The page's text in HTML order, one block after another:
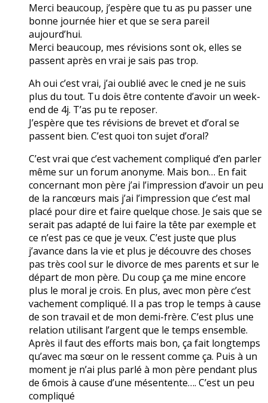
Merci beaucoup, j’espère que tu as pu passer une
bonne journée hier et que se sera pareil
aujourd’hui.
Merci beaucoup, mes révisions sont ok, elles se
passent après en vrai je sais pas trop.
Ah oui c’est vrai, j’ai oublié avec le cned je ne suis
plus du tout. Tu dois être contente d’avoir un week-
end de 4j. T’as pu te reposer.
J’espère que tes révisions de brevet et d’oral se
passent bien. C’est quoi ton sujet d’oral?
C’est vrai que c’est vachement compliqué d’en parler
même sur un forum anonyme. Mais bon… En fait
concernant mon père j’ai l’impression d’avoir un peu
de la rancœurs mais j’ai l’impression que c’est mal
placé pour dire et faire quelque chose. Je sais que se
serait pas adapté de lui faire la tête par exemple et
ce n’est pas ce que je veux. C’est juste que plus
j’avance dans la vie et plus je découvre des choses
pas très cool sur le divorce de mes parents et sur le
départ de mon père. Du coup ça me mine encore
plus le moral je crois. En plus, avec mon père c’est
vachement compliqué. Il a pas trop le temps à cause
de son travail et de mon demi-frère. C’est plus une
relation utilisant l’argent que le temps ensemble.
Après il faut des efforts mais bon, ça fait longtemps
qu’avec ma sœur on le ressent comme ça. Puis à un
moment je n’ai plus parlé à mon père pendant plus
de 6mois à cause d’une mésentente…. C’est un peu
compliqué